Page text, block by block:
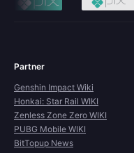
Partner
Genshin Impact Wiki
Honkai: Star Rail WIKI
Zenless Zone Zero WIKI
PUBG Mobile WIKI
BitTopup News